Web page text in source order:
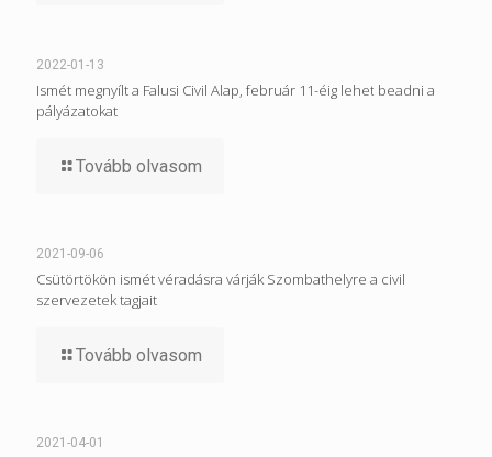
2022-01-13
Ismét megnyílt a Falusi Civil Alap, február 11-éig lehet beadni a
pályázatokat
Tovább olvasom
2021-09-06
Csütörtökön ismét véradásra várják Szombathelyre a civil
szervezetek tagjait
Tovább olvasom
2021-04-01